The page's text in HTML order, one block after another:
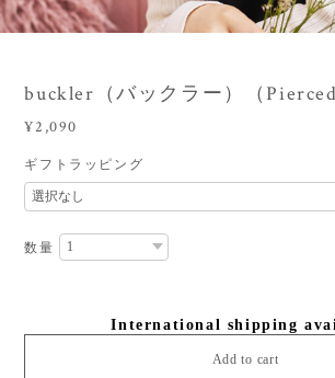
buckler（バックラー）（
¥2,090
ギフトラッピング
数量
International shipping
Add to cart